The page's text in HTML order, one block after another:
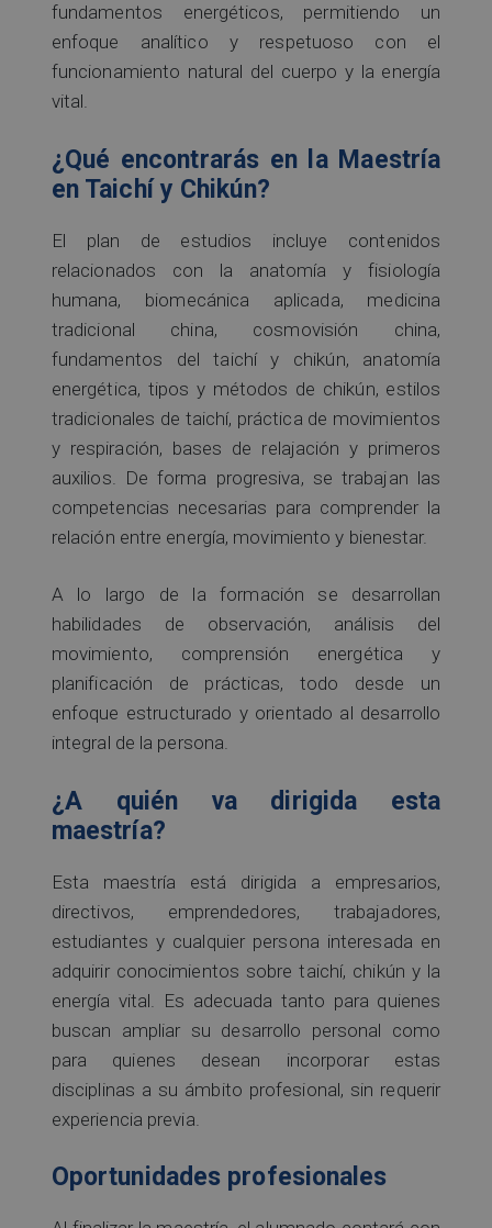
fundamentos energéticos, permitiendo un
enfoque analítico y respetuoso con el
funcionamiento natural del cuerpo y la energía
vital.
¿Qué encontrarás en la Maestría
en Taichí y Chikún?
El plan de estudios incluye contenidos
relacionados con la anatomía y fisiología
humana, biomecánica aplicada, medicina
tradicional china, cosmovisión china,
fundamentos del taichí y chikún, anatomía
energética, tipos y métodos de chikún, estilos
tradicionales de taichí, práctica de movimientos
y respiración, bases de relajación y primeros
auxilios. De forma progresiva, se trabajan las
competencias necesarias para comprender la
relación entre energía, movimiento y bienestar.
A lo largo de la formación se desarrollan
habilidades de observación, análisis del
movimiento, comprensión energética y
planificación de prácticas, todo desde un
enfoque estructurado y orientado al desarrollo
integral de la persona.
¿A quién va dirigida esta
maestría?
Esta maestría está dirigida a empresarios,
directivos, emprendedores, trabajadores,
estudiantes y cualquier persona interesada en
adquirir conocimientos sobre taichí, chikún y la
energía vital. Es adecuada tanto para quienes
buscan ampliar su desarrollo personal como
para quienes desean incorporar estas
disciplinas a su ámbito profesional, sin requerir
experiencia previa.
Oportunidades profesionales